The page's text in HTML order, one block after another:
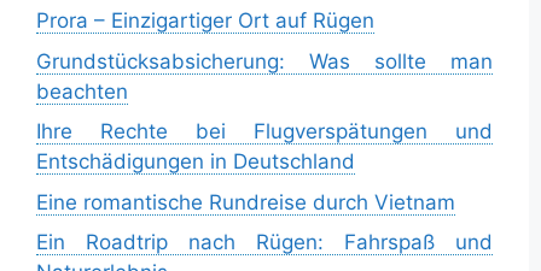
Prora – Einzigartiger Ort auf Rügen
Grundstücksabsicherung: Was sollte man
beachten
Ihre Rechte bei Flugverspätungen und
Entschädigungen in Deutschland
Eine romantische Rundreise durch Vietnam
Ein Roadtrip nach Rügen: Fahrspaß und